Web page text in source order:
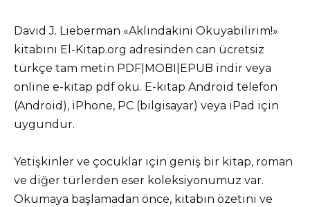
David J. Lieberman «Aklındakini Okuyabilirim!»
kitabını El-Kitap.org adresinden can ücretsiz
türkçe tam metin PDF|MOBI|EPUB indir veya
online e-kitap pdf oku. E-kitap Android telefon
(Android), iPhone, PC (bilgisayar) veya iPad için
uygundur.
Yetişkinler ve çocuklar için geniş bir kitap, roman
ve diğer türlerden eser koleksiyonumuz var.
Okumaya başlamadan önce, kitabın özetini ve